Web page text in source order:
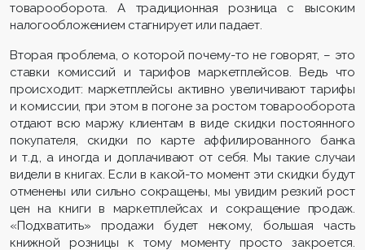
товарооборота. А традиционная розница с высоким
налогообложением стагнирует или падает.
Вторая проблема, о которой почему-то не говорят, – это
ставки комиссий и тарифов маркетплейсов. Ведь что
происходит: маркетплейсы активно увеличивают тарифы
и комиссии, при этом в погоне за ростом товарооборота
отдают всю маржу клиентам в виде скидки постоянного
покупателя, скидки по карте аффилированного банка
и т.д., а иногда и доплачивают от себя. Мы такие случаи
видели в книгах. Если в какой-то момент эти скидки будут
отменены или сильно сокращены, мы увидим резкий рост
цен на книги в маркетплейсах и сокращение продаж.
«Подхватить» продажи будет некому, большая часть
книжной розницы к тому моменту просто закроется.